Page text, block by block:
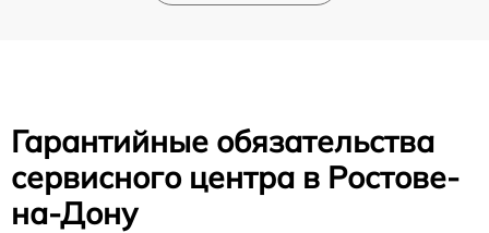
Гарантийные обязательства
сервисного центра в Ростове-
на-Дону